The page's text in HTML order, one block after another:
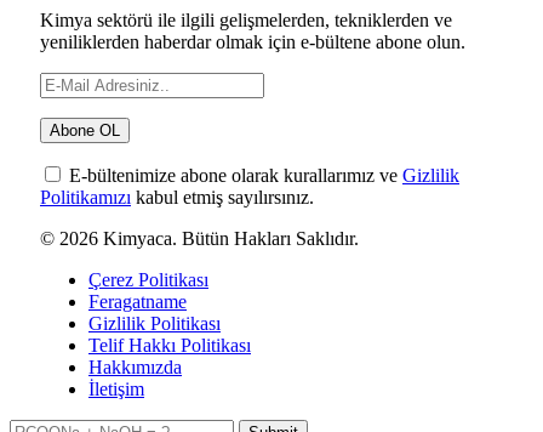
Kimya sektörü ile ilgili gelişmelerden, tekniklerden ve
yeniliklerden haberdar olmak için e-bültene abone olun.
E-bültenimize abone olarak kurallarımız ve Gizlilik
Politikamızı kabul etmiş sayılırsınız.
© 2026 Kimyaca. Bütün Hakları Saklıdır.
Çerez Politikası
Feragatname
Gizlilik Politikası
Telif Hakkı Politikası
Hakkımızda
İletişim